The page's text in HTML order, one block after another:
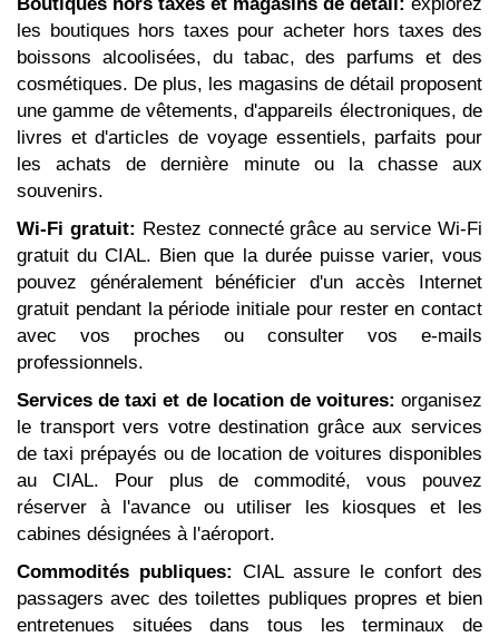
les boutiques hors taxes pour acheter hors taxes des
boissons alcoolisées, du tabac, des parfums et des
cosmétiques. De plus, les magasins de détail proposent
une gamme de vêtements, d'appareils électroniques, de
livres et d'articles de voyage essentiels, parfaits pour
les achats de dernière minute ou la chasse aux
souvenirs.
Wi-Fi gratuit: Restez connecté grâce au service Wi-Fi
gratuit du CIAL. Bien que la durée puisse varier, vous
pouvez généralement bénéficier d'un accès Internet
gratuit pendant la période initiale pour rester en contact
avec vos proches ou consulter vos e-mails
professionnels.
Services de taxi et de location de voitures: organisez
le transport vers votre destination grâce aux services
de taxi prépayés ou de location de voitures disponibles
au CIAL. Pour plus de commodité, vous pouvez
réserver à l'avance ou utiliser les kiosques et les
cabines désignées à l'aéroport.
Commodités publiques: CIAL assure le confort des
passagers avec des toilettes publiques propres et bien
entretenues situées dans tous les terminaux de